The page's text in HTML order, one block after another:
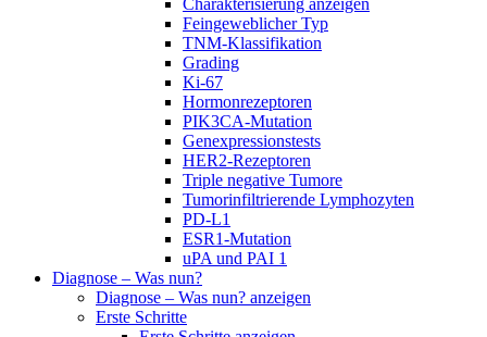
Feingeweblicher Typ
TNM-Klassifikation
Grading
Ki-67
Hormonrezeptoren
PIK3CA-Mutation
Genexpressionstests
HER2-Rezeptoren
Triple negative Tumore
Tumorinfiltrierende Lymphozyten
PD-L1
ESR1-Mutation
uPA und PAI 1
Diagnose – Was nun?
Diagnose – Was nun? anzeigen
Erste Schritte